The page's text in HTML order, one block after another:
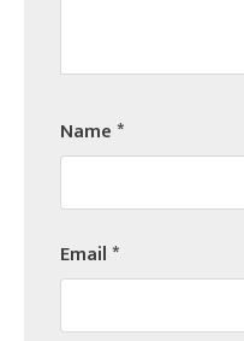
Name*
Email*